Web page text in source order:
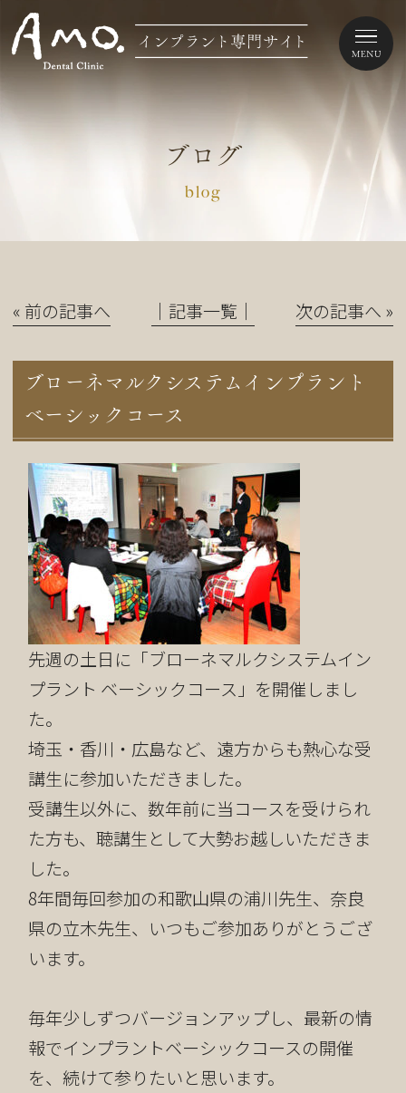
ブログ
blog
« 前の記事へ │記事一覧│ 次の記事へ »
ブローネマルクシステムインプラント
ベーシックコース
先週の土日に「ブローネマルクシステムイン
プラント ベーシックコース」を開催しまし
た。
埼玉・香川・広島など、遠方からも熱心な受
講生に参加いただきました。
受講生以外に、数年前に当コースを受けられ
た方も、聴講生として大勢お越しいただきま
した。
8年間毎回参加の和歌山県の浦川先生、奈良
県の立木先生、いつもご参加ありがとうござ
います。
毎年少しずつバージョンアップし、最新の情
報でインプラントベーシックコースの開催
を、続けて参りたいと思います。